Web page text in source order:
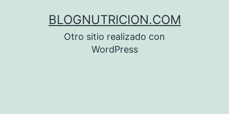
BLOGNUTRICION.COM
Otro sitio realizado con
WordPress